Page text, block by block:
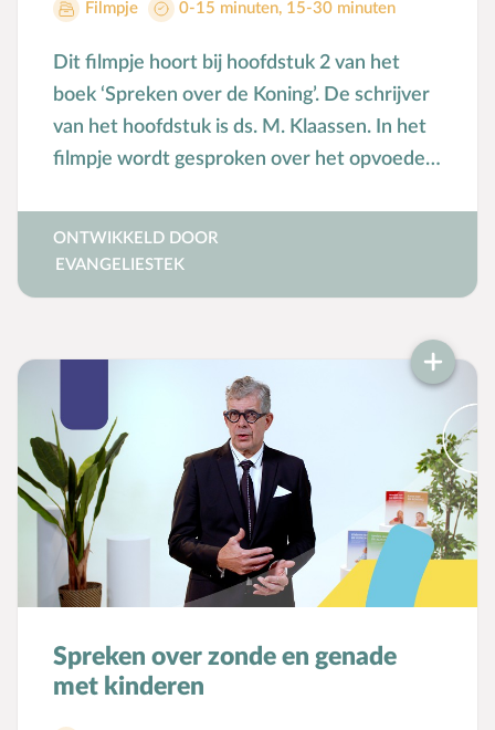
Filmpje 0-15 minuten, 15-30 minuten
Dit filmpje hoort bij hoofdstuk 2 van het
boek ‘Spreken over de Koning’. De schrijver
van het hoofdstuk is ds. M. Klaassen. In het
filmpje wordt gesproken over het opvoeden
ONTWIKKELD DOOR
EVANGELIESTEK
Spreken over zonde en genade
met kinderen